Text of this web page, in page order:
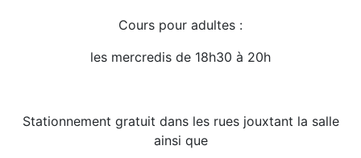
Cours pour adultes :
les mercredis de 18h30 à 20h
Stationnement gratuit dans les rues jouxtant la salle
ainsi que